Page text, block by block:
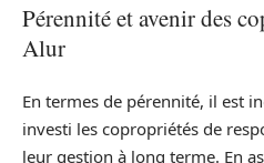
Pérennité et avenir des
Alur
En termes de pérennité, il est
investi les copropriétés de
leur gestion à long terme. En